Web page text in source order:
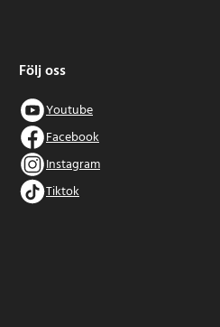
Följ oss
Youtube
Facebook
Instagram
Tiktok